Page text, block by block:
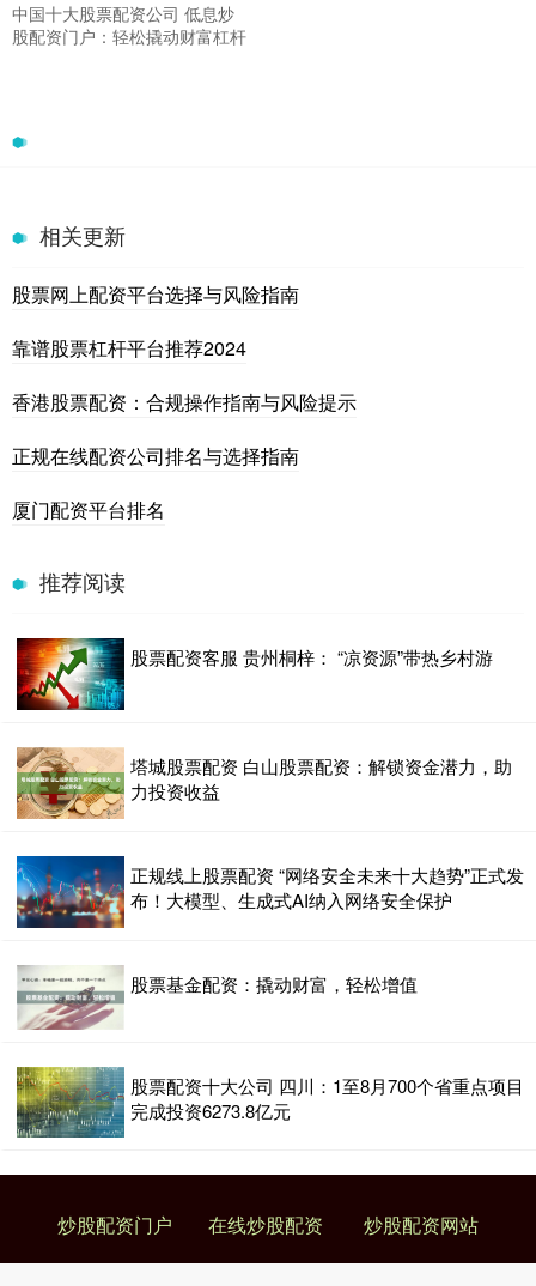
中国十大股票配资公司 低息炒
股配资门户：轻松撬动财富杠杆
相关更新
股票网上配资平台选择与风险指南
靠谱股票杠杆平台推荐2024
香港股票配资：合规操作指南与风险提示
正规在线配资公司排名与选择指南
厦门配资平台排名
推荐阅读
股票配资客服 贵州桐梓： “凉资源”带热乡村游
塔城股票配资 白山股票配资：解锁资金潜力，助
力投资收益
正规线上股票配资 “网络安全未来十大趋势”正式发
布！大模型、生成式AI纳入网络安全保护
股票基金配资：撬动财富，轻松增值
股票配资十大公司 四川：1至8月700个省重点项目
完成投资6273.8亿元
炒股配资门户 在线炒股配资 炒股配资网站